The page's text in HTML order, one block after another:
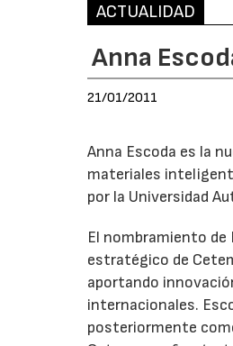
ACTUALIDAD
Anna
21/01/2011
Anna Escoda es la
materiales
por la Universidad
El nombramiento de
estratégico de
aportando
internacionales.
posteriormente